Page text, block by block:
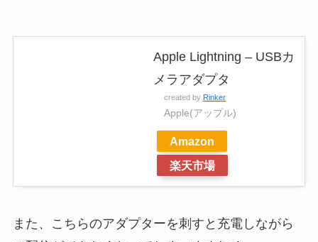
Apple Lightning – USBカ
メラアダプタ
created by Rinker
Apple(アップル)
Amazon
楽天市場
また、こちらのアダプターを刺すと充電しながら